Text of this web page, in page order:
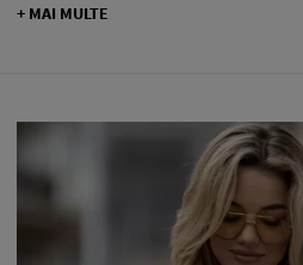
+ MAI MULTE